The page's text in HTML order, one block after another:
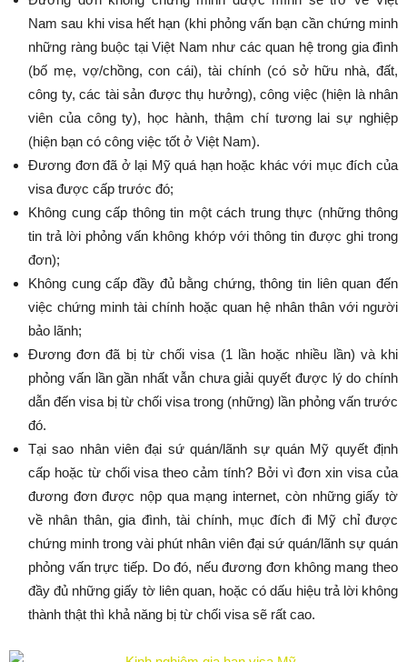
Nam sau khi visa hết hạn (khi phỏng vấn bạn cần chứng minh
những ràng buộc tại Việt Nam như các quan hệ trong gia đình
(bố mẹ, vợ/chồng, con cái), tài chính (có sở hữu nhà, đất,
công ty, các tài sản được thụ hưởng), công việc (hiện là nhân
viên của công ty), học hành, thậm chí tương lai sự nghiệp
(hiện bạn có công việc tốt ở Việt Nam).
Đương đơn đã ở lại Mỹ quá hạn hoặc khác với mục đích của
visa được cấp trước đó;
Không cung cấp thông tin một cách trung thực (những thông
tin trả lời phỏng vấn không khớp với thông tin được ghi trong
đơn);
Không cung cấp đầy đủ bằng chứng, thông tin liên quan đến
việc chứng minh tài chính hoặc quan hệ nhân thân với người
bảo lãnh;
Đương đơn đã bị từ chối visa (1 lần hoặc nhiều lần) và khi
phỏng vấn lần gần nhất vẫn chưa giải quyết được lý do chính
dẫn đến visa bị từ chối visa trong (những) lần phỏng vấn trước
đó.
Tại sao nhân viên đại sứ quán/lãnh sự quán Mỹ quyết định
cấp hoặc từ chối visa theo cảm tính? Bởi vì đơn xin visa của
đương đơn được nộp qua mạng internet, còn những giấy tờ
về nhân thân, gia đình, tài chính, mục đích đi Mỹ chỉ được
chứng minh trong vài phút nhân viên đại sứ quán/lãnh sự quán
phỏng vấn trực tiếp. Do đó, nếu đương đơn không mang theo
đầy đủ những giấy tờ liên quan, hoặc có dấu hiệu trả lời không
thành thật thì khả năng bị từ chối visa sẽ rất cao.